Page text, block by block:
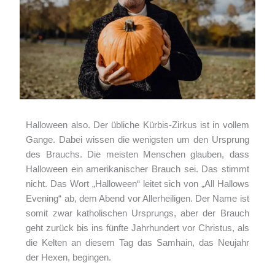
Halloween also. Der übliche Kürbis-Zirkus ist in vollem
Gange. Dabei wissen die wenigsten um den Ursprung
des Brauchs. Die meisten Menschen glauben, dass
Halloween ein amerikanischer Brauch sei. Das stimmt
nicht. Das Wort „Halloween“ leitet sich von „All Hallows
Evening“ ab, dem Abend vor Allerheiligen. Der Name ist
somit zwar katholischen Ursprungs, aber der Brauch
geht zurück bis ins fünfte Jahrhundert vor Christus, als
die Kelten an diesem Tag das Samhain, das Neujahr
der Hexen, begingen.